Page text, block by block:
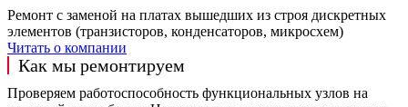
Ремонт с заменой на платах вышедших из строя дискретных
элементов (транзисторов, конденсаторов, микросхем)
Читать о компании
Как мы ремонтируем
Проверяем работоспособность функциональных узлов на